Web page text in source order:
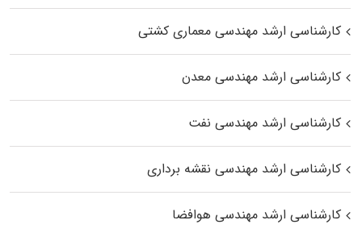
کارشناسی ارشد مهندسی معماری کشتی
کارشناسی ارشد مهندسی معدن
کارشناسی ارشد مهندسی نفت
کارشناسی ارشد مهندسی نقشه برداری
کارشناسی ارشد مهندسی هوافضا